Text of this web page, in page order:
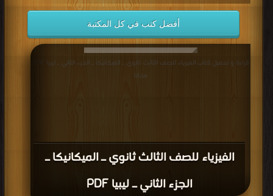
أفضل كتب في كل المكتبة
الفيزياء للصف الثالث ثانوي ـ الميكانيكا ـ
الجزء الثاني ـ ليبيا PDF
مجانا